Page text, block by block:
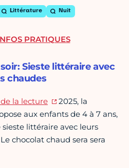
Littérature Nuit
Sieste littéraire avec
chaudes
la lecture
2025, la
aux enfants de 4 à 7 ans,
littéraire avec leurs
chocolat chaud sera sera
PRATIQUES